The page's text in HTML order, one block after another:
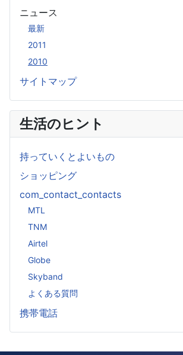
ニュース
最新
2011
2010
サイトマップ
生活のヒント
持っていくとよいもの
ショッピング
com_contact_contacts
MTL
TNM
Airtel
Globe
Skyband
よくある質問
携帯電話